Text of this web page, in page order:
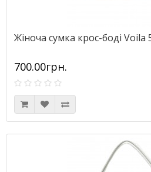
Жіноча сумка крос-боді
700.00грн.